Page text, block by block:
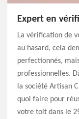
Expert en
La vérification de
au hasard, cela
perfectionnés,
professionnelles.
la société Artisan
quoi faire pour
votre toit dans le